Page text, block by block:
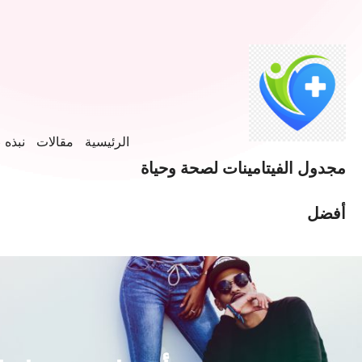
مجدول الفيتامينات لصحة وحياة
أفضل
الرئيسية مقالات نبذه